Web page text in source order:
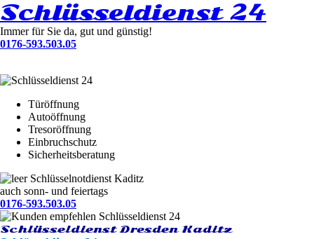
Schlüsseldienst 24
Immer für Sie da, gut und günstig!
0176-593.503.05
Türöffnung
Autoöffnung
Tresoröffnung
Einbruchschutz
Sicherheitsberatung
Schlüsselnotdienst Kaditz
auch sonn- und feiertags
0176-593.503.05
Schlüsseldienst Dresden Kaditz